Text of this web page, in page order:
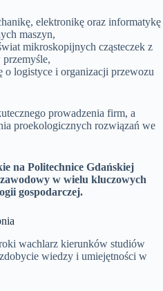
elektronikę oraz informatykę
maszyn,
mikroskopijnych cząsteczek z
o logistyce i organizacji przewozu
prowadzenia firm, a
proekologicznych rozwiązań we
na Politechnice Gdańskiej
w wielu kluczowych
gospodarczej.
wachlarz kierunków studiów
wiedzy i umiejętności w